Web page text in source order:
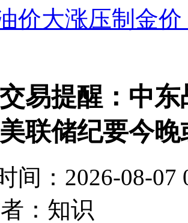
价大涨压制金
易提醒：中
联储纪要今
间：2026-08-07
：知识